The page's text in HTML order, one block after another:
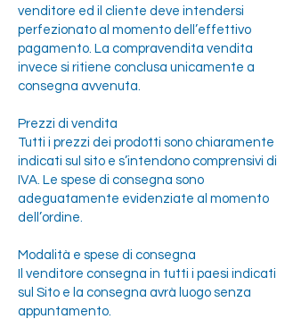
venditore ed il cliente deve intendersi
perfezionato al momento dell’effettivo
pagamento. La compravendita vendita
invece si ritiene conclusa unicamente a
consegna avvenuta.
Prezzi di vendita
Tutti i prezzi dei prodotti sono chiaramente
indicati sul sito e s’intendono comprensivi di
IVA. Le spese di consegna sono
adeguatamente evidenziate al momento
dell’ordine.
Modalità e spese di consegna
Il venditore consegna in tutti i paesi indicati
sul Sito e la consegna avrà luogo senza
appuntamento.